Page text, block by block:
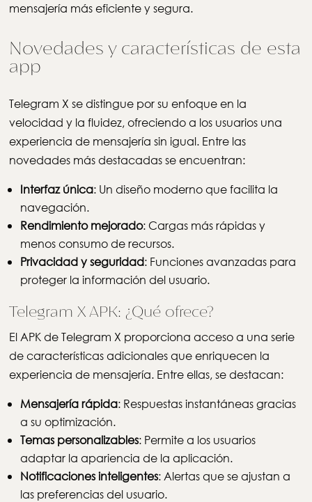
mensajería más eficiente y segura.
Novedades y características de esta
app
Telegram X se distingue por su enfoque en la
velocidad y la fluidez, ofreciendo a los usuarios una
experiencia de mensajería sin igual. Entre las
novedades más destacadas se encuentran:
Interfaz única: Un diseño moderno que facilita la
navegación.
Rendimiento mejorado: Cargas más rápidas y
menos consumo de recursos.
Privacidad y seguridad: Funciones avanzadas para
proteger la información del usuario.
Telegram X APK: ¿Qué ofrece?
El APK de Telegram X proporciona acceso a una serie
de características adicionales que enriquecen la
experiencia de mensajería. Entre ellas, se destacan:
Mensajería rápida: Respuestas instantáneas gracias
a su optimización.
Temas personalizables: Permite a los usuarios
adaptar la apariencia de la aplicación.
Notificaciones inteligentes: Alertas que se ajustan a
las preferencias del usuario.